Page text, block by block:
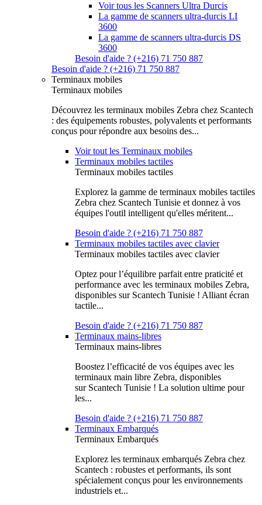
Voir tous les Scanners Ultra Durcis
La gamme de scanners ultra-durcis LI
3600
La gamme de scanners ultra-durcis DS
3600
Besoin d'aide ? (+216) 71 750 887
Besoin d'aide ? (+216) 71 750 887
Terminaux mobiles
Terminaux mobiles
Découvrez les terminaux mobiles Zebra chez Scantech
: des équipements robustes, polyvalents et performants
conçus pour répondre aux besoins des...
Voir tout les Terminaux mobiles
Terminaux mobiles tactiles
Terminaux mobiles tactiles
Explorez la gamme de terminaux mobiles tactiles
Zebra chez Scantech Tunisie et donnez à vos
équipes l'outil intelligent qu'elles méritent...
Besoin d'aide ? (+216) 71 750 887
Terminaux mobiles tactiles avec clavier
Terminaux mobiles tactiles avec clavier
Optez pour l’équilibre parfait entre praticité et
performance avec les terminaux mobiles Zebra,
disponibles sur Scantech Tunisie ! Alliant écran
tactile...
Besoin d'aide ? (+216) 71 750 887
Terminaux mains-libres
Terminaux mains-libres
Boostez l’efficacité de vos équipes avec les
terminaux main libre Zebra, disponibles
sur Scantech Tunisie ! La solution ultime pour
les...
Besoin d'aide ? (+216) 71 750 887
Terminaux Embarqués
Terminaux Embarqués
Explorez les terminaux embarqués Zebra chez
Scantech : robustes et performants, ils sont
spécialement conçus pour les environnements
industriels et...